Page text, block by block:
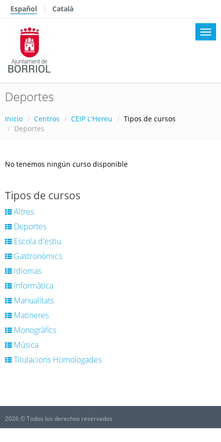
Español Català
Deportes
Inicio Centros CEIP L'Hereu
Tipos de cursos
Deportes
No tenemos ningún curso disponible
Tipos de cursos
Altres
Deportes
Escola d'estiu
Gastronòmics
Idiomas
Informàtica
Manualitats
Matineres
Monogràfics
Música
Titulacions Homologades
2026 © Todos los derechos reservados